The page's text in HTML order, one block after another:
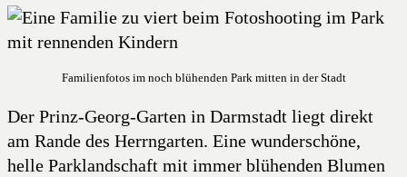
Familienfotos im noch blühenden Park mitten in der Stadt
Der Prinz-Georg-Garten in Darmstadt liegt direkt
am Rande des Herrngarten. Eine wunderschöne,
helle Parklandschaft mit immer blühenden Blumen